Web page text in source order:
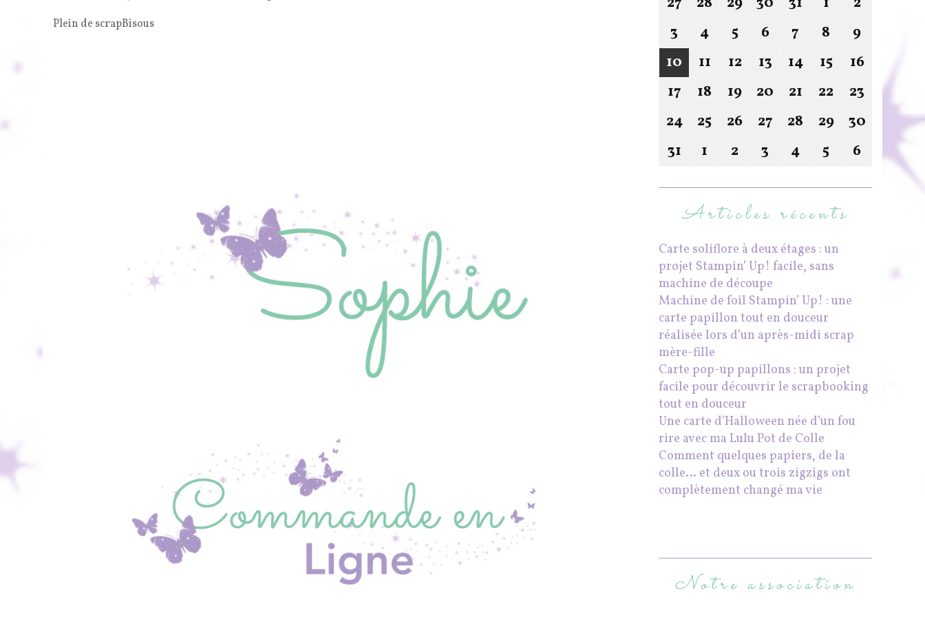
Plein de scrapBisous
3
4 5 6 7 8
9
10
11 12 13 14 15
16
17
18 19 20 21 22
23
24
25 26 27 28 29
30
31
1 2 3 4 5 6
Articles récents
Carte soliflore à deux étages : un
projet Stampin’ Up! facile, sans
machine de découpe
Machine de foil Stampin’ Up! : une
carte papillon tout en douceur
réalisée lors d’un après-midi scrap
mère-fille
Carte pop-up papillons : un projet
facile pour découvrir le scrapbooking
tout en douceur
Une carte d’Halloween née d’un fou
rire avec ma Lulu Pot de Colle
Comment quelques papiers, de la
colle… et deux ou trois zigzigs ont
complètement changé ma vie
Notre association